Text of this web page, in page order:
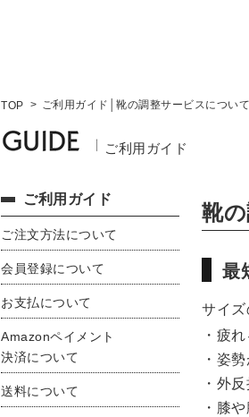
TOP ご利用ガイド│靴の調整サービスについて
ご利用ガイド
ご利用ガイド
ご注文方法について
会員登録について
お支払について
Amazonペイメント
決済について
送料について
靴
最
サイ
・疲れ
・姿
・外
・膝